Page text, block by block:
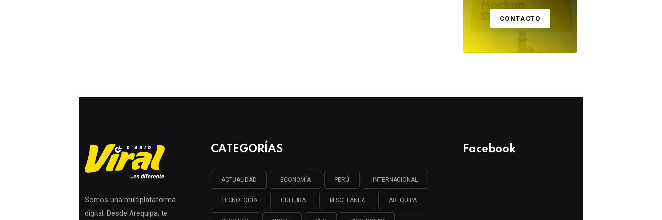
CONTACTO
Somos una multiplataforma
digital. Desde Arequipa, te
CATEGORÍAS
ACTUALIDAD ECONOMÍA PERÚ INTERNACIONAL
TECNOLOGÍA CULTURA MISCELÁNEA AREQUIPA
Facebook